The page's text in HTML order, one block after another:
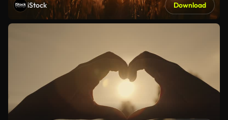
iStock Download